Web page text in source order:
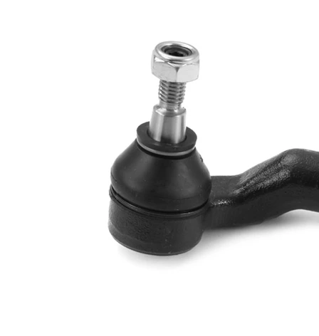
syntetickým
tukem
VKDY
314026